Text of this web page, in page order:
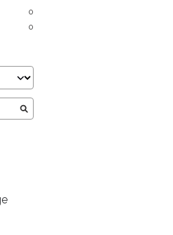
0
0